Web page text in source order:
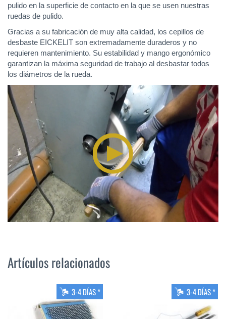
pulido en la superficie de contacto en la que se usen nuestras
ruedas de pulido.
Gracias a su fabricación de muy alta calidad, los cepillos de
desbaste EICKELIT son extremadamente duraderos y no
requieren mantenimiento. Su estabilidad y mango ergonómico
garantizan la máxima seguridad de trabajo al desbastar todos
los diámetros de la rueda.
Artículos relacionados
3-4 DÍAS * 3-4 DÍAS *